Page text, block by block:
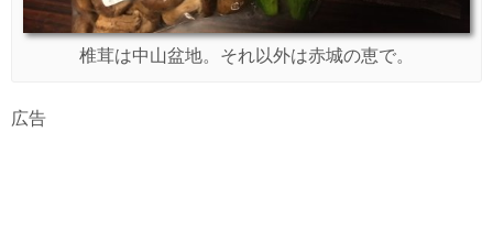
椎茸は中山盆地。それ以外は赤城の恵で。
広告